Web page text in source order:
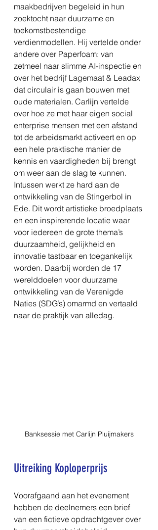
maakbedrijven begeleid in hun
zoektocht naar duurzame en
toekomstbestendige
verdienmodellen. Hij vertelde onder
andere over Paperfoam: van
zetmeel naar slimme AI-inspectie en
over het bedrijf Lagemaat & Leadax
dat circulair is gaan bouwen met
oude materialen. Carlijn vertelde
over hoe ze met haar eigen social
enterprise mensen met een afstand
tot de arbeidsmarkt activeert en op
een hele praktische manier de
kennis en vaardigheden bij brengt
om weer aan de slag te kunnen.
Intussen werkt ze hard aan de
ontwikkeling van de Stingerbol in
Ede. Dit wordt artistieke broedplaats
en een inspirerende locatie waar
voor iedereen de grote thema’s
duurzaamheid, gelijkheid en
innovatie tastbaar en toegankelijk
worden. Daarbij worden de 17
werelddoelen voor duurzame
ontwikkeling van de Verenigde
Naties (SDG’s) omarmd en vertaald
naar de praktijk van alledag.
Banksessie met Carlijn Pluijmakers
Uitreiking Koploperprijs
Voorafgaand aan het evenement
hebben de deelnemers een brief
van een fictieve opdrachtgever over